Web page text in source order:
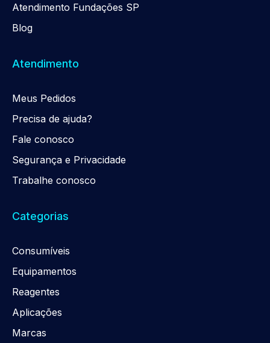
Atendimento Fundações SP
Blog
Atendimento
Meus Pedidos
Precisa de ajuda?
Fale conosco
Segurança e Privacidade
Trabalhe conosco
Categorias
Consumíveis
Equipamentos
Reagentes
Aplicações
Marcas